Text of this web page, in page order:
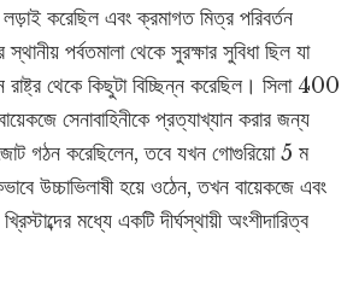
করেছিল এবং ক্রমাগত মিত্র পরিবর্তন
পর্বতমালা থেকে সুরক্ষার সুবিধা ছিল যা
থেকে কিছুটা বিচ্ছিন্ন করেছিল। সিলা 400
সেনাবাহিনীকে প্রত্যাখ্যান করার জন্য
গঠন করেছিলেন, তবে যখন গোগুরিয়ো 5 ম
উচ্চাভিলাষী হয়ে ওঠেন, তখন বায়েকজে এবং
মধ্যে একটি দীর্ঘস্থায়ী অংশীদারিত্ব